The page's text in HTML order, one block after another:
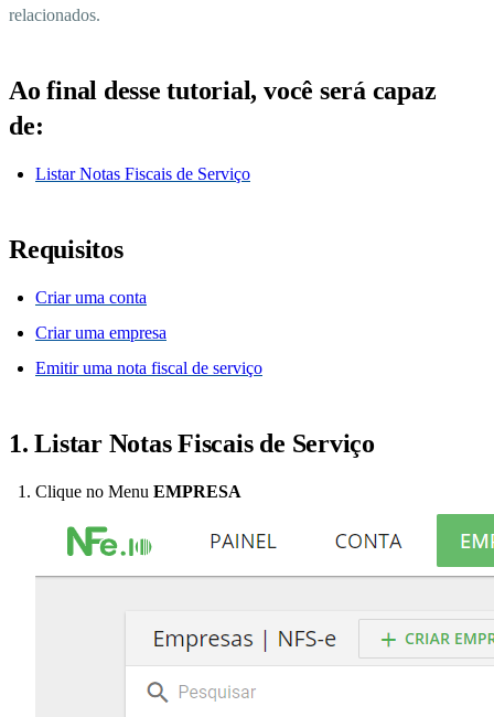
relacionados.
Ao final desse tutorial, você será capaz
de:
Listar Notas Fiscais de Serviço
Requisitos
Criar uma conta
Criar uma empresa
Emitir uma nota fiscal de serviço
1. Listar Notas Fiscais de Serviço
Clique no Menu EMPRESA